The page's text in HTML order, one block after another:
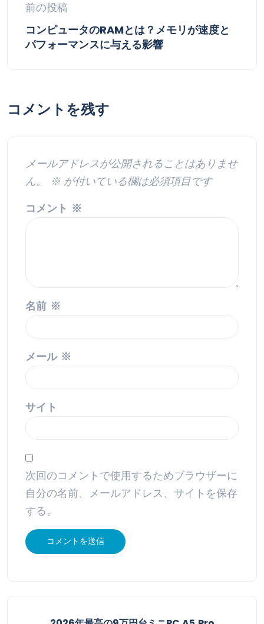
前の投稿
コンピュータのRAMとは？メモリが速度と
パフォーマンスに与える影響
コメントを残す
メールアドレスが公開されることはありませ
ん。
※が付いている欄は必須項目です
コメント ※
名前 ※
メール ※
サイト
次回のコメントで使用するためブラウザーに
自分の名前、メールアドレス、サイトを保存
する。